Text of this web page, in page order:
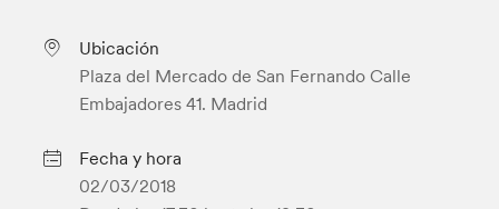
Ubicación
Plaza del Mercado de San Fernando Calle
Embajadores 41. Madrid
Fecha y hora
02/03/2018